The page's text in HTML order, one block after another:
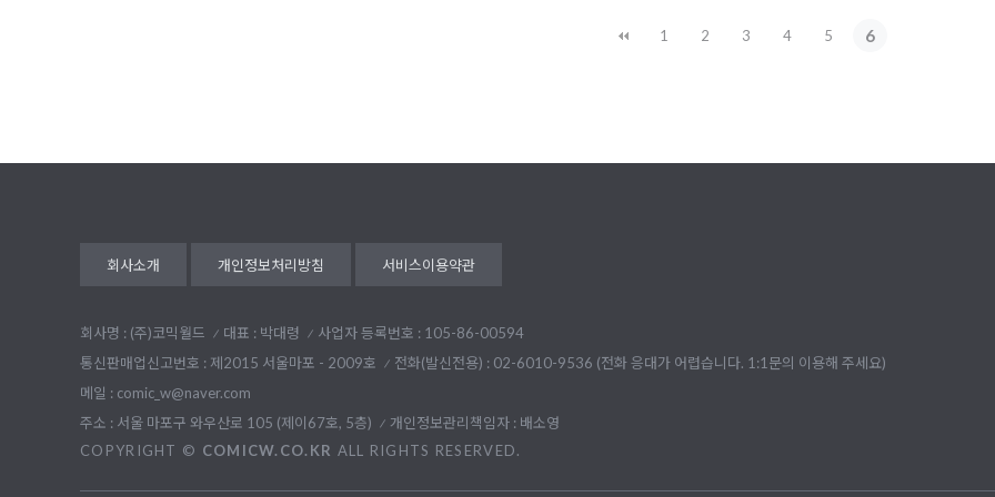
1 2 3 4 5 6
회사소개 개인정보처리방침 서비스이용약관
회사명 : (주)코믹월드 대표 : 박대령
사업자 등록번호 : 105-86-00594
통신판매업신고번호 : 제2015 서울마포 - 2009호
전화(발신전용) : 02-6010-9536 (전화 응대가 어렵습니다. 1:1문의 이용해 주세요)
메일 : comic_w@naver.com
주소 : 서울 마포구 와우산로 105 (제이67호, 5층)
개인정보관리책임자 : 배소영
COPYRIGHT © COMICW.CO.KR ALL RIGHTS RESERVED.